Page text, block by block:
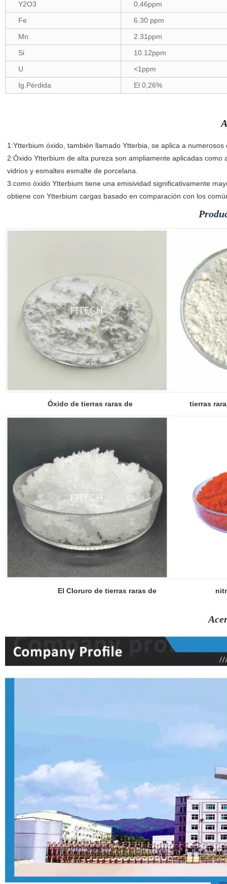
Y2O3
0,46ppm
Fe
6.30 ppm
Mn
2.31ppm
Si
10.12ppm
U
<1ppm
Ig.Pérdida
El 0,26%
1:Ytterbium óxido, también llamado Ytterbia, se aplica a
2:Óxido Ytterbium de alta pureza son ampliamente aplicadas
vidrios y esmaltes esmalte de porcelana.
3:como óxido Ytterbium tiene una emisividad significativamente
obtiene con Ytterbium cargas basado en comparación con los
Óxido de tierras raras de tierras
El Cloruro de tierras raras de